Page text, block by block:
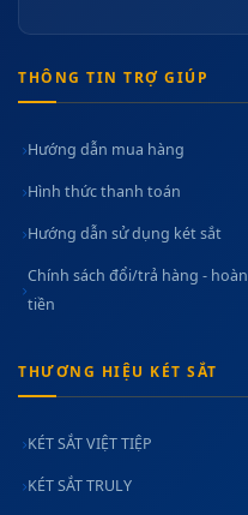
THÔNG TIN TRỢ GIÚP
Hướng dẫn mua hàng
Hình thức thanh toán
Hướng dẫn sử dụng két sắt
Chính sách đổi/trả hàng - hoàn
tiền
THƯƠNG HIỆU KÉT SẮT
KÉT SẮT VIỆT TIỆP
KÉT SẮT TRULY